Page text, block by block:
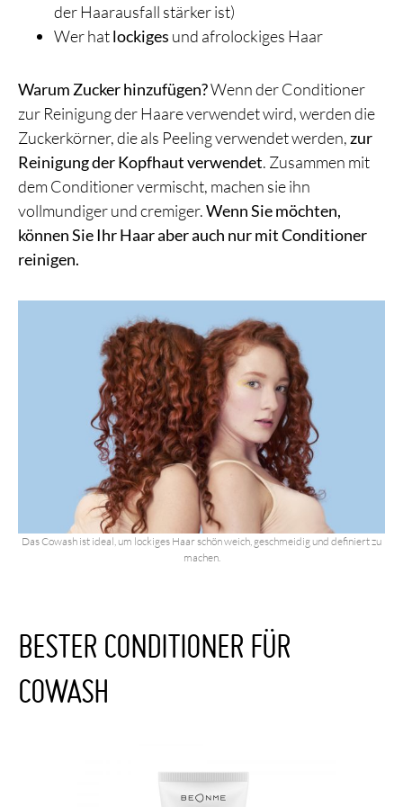
der Haarausfall stärker ist)
Wer hatlockiges und afrolockiges Haar
Warum Zucker hinzufügen?Wenn der Conditioner
zur Reinigung der Haare verwendet wird, werden die
Zuckerkörner, die als Peeling verwendet werden,zur
Reinigung der Kopfhaut verwendet. Zusammen mit
dem Conditioner vermischt, machen sie ihn
vollmundiger und cremiger.Wenn Sie möchten,
können Sie Ihr Haar aber auch nur mit Conditioner
reinigen.
Das Cowash ist ideal, um lockiges Haar schön weich, geschmeidig und definiert zu
machen.
BESTER CONDITIONER FÜR
COWASH